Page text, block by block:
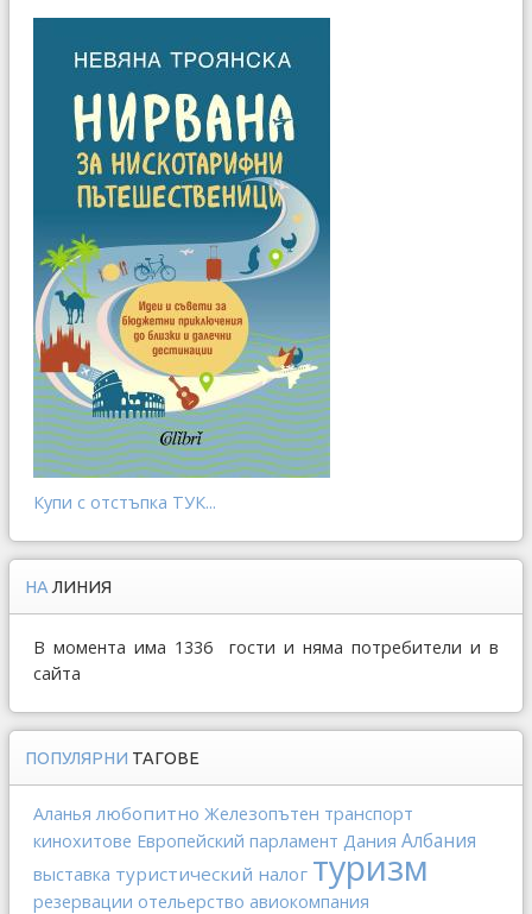
Купи с отстъпка ТУК...
НА ЛИНИЯ
В момента има 1336 гости и няма потребители и в
сайта
ПОПУЛЯРНИ ТАГОВЕ
Аланья любопитно Железопътен транспорт
кинохитове Европейский парламент Дания Албания
выставка туристический налог туризм
резервации отельерство авиокомпания